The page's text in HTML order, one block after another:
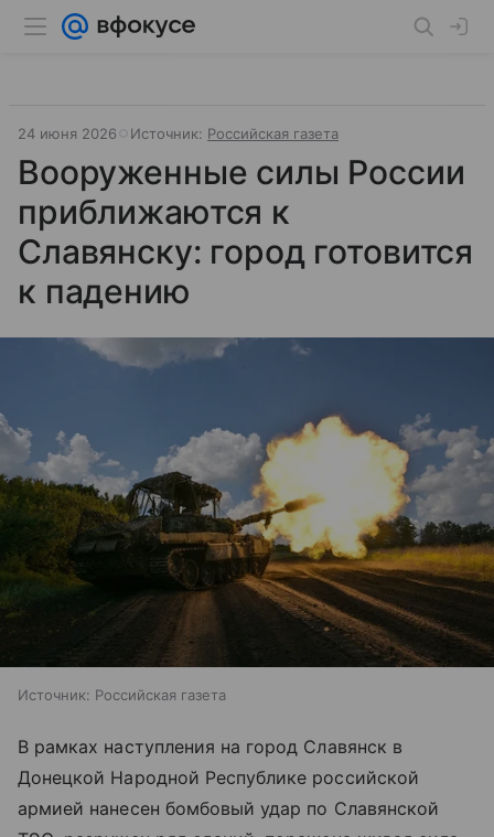
24 июня 2026 Источник: Российская газета
Вооруженные силы России
приближаются к
Славянску: город готовится
к падению
Источник: Российская газета
В рамках наступления на город Славянск в
Донецкой Народной Республике российской
армией нанесен бомбовый удар по Славянской